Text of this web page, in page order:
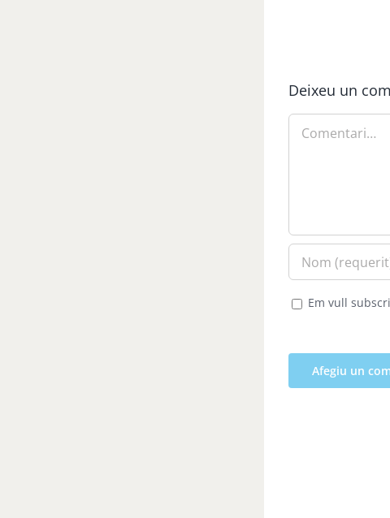
Deixeu un
Em vull